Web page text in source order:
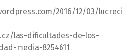
2016/12/03/
las-dificultades-de-los-
media-8254611